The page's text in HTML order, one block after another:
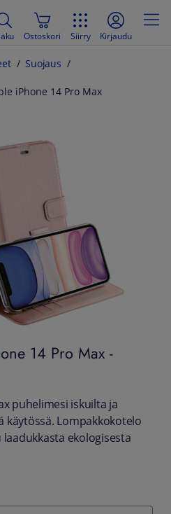
Ostoskori Siirry Kirjaudu
Suojaus
iPhone 14 Pro Max
14 Pro Max -
puhelimesi iskuilta ja
käytössä. Lompakkokotelo
ekologisesta